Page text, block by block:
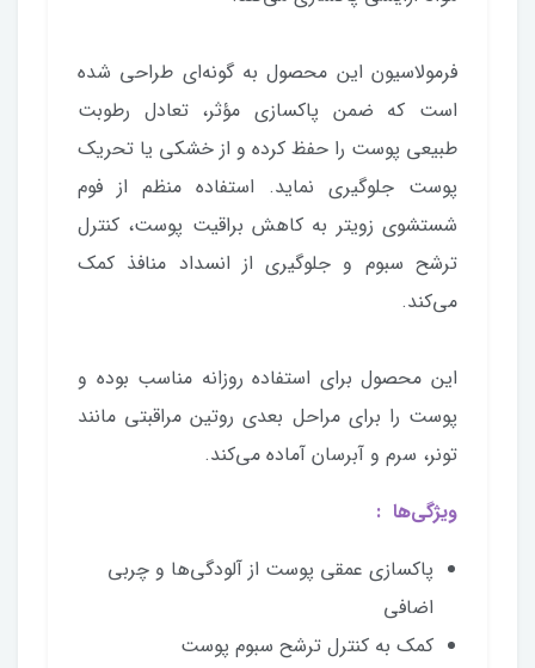
فرمولاسیون این محصول به گونه‌ای طراحی شده
است که ضمن پاکسازی مؤثر، تعادل رطوبت
طبیعی پوست را حفظ کرده و از خشکی یا تحریک
پوست جلوگیری نماید. استفاده منظم از فوم
شستشوی زویتر به کاهش براقیت پوست، کنترل
ترشح سبوم و جلوگیری از انسداد منافذ کمک
می‌کند.
این محصول برای استفاده روزانه مناسب بوده و
پوست را برای مراحل بعدی روتین مراقبتی مانند
تونر، سرم و آبرسان آماده می‌کند.
ویژگی‌ها :
پاکسازی عمقی پوست از آلودگی‌ها و چربی
اضافی
کمک به کنترل ترشح سبوم پوست